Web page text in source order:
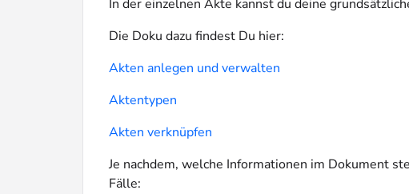
In der einzelnen Akte kannst du deine
Die Doku dazu findest Du hier:
Akten anlegen und verwalten
Aktentypen
Akten verknüpfen
Je nachdem, welche Informationen im Dokument
Fälle: